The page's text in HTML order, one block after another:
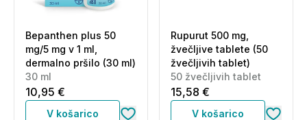
Bepanthen plus 50
mg/5 mg v 1 ml,
dermalno pršilo (30 ml)
30 ml
10,95 €
V košarico
Rupurut 500 mg,
žvečljive tablete (50
žvečljivih tablet)
50 žvečljivih tablet
15,58 €
V košarico